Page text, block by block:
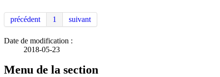
précédent 1 suivant
Date de modification :
2018-05-23
Menu de la section